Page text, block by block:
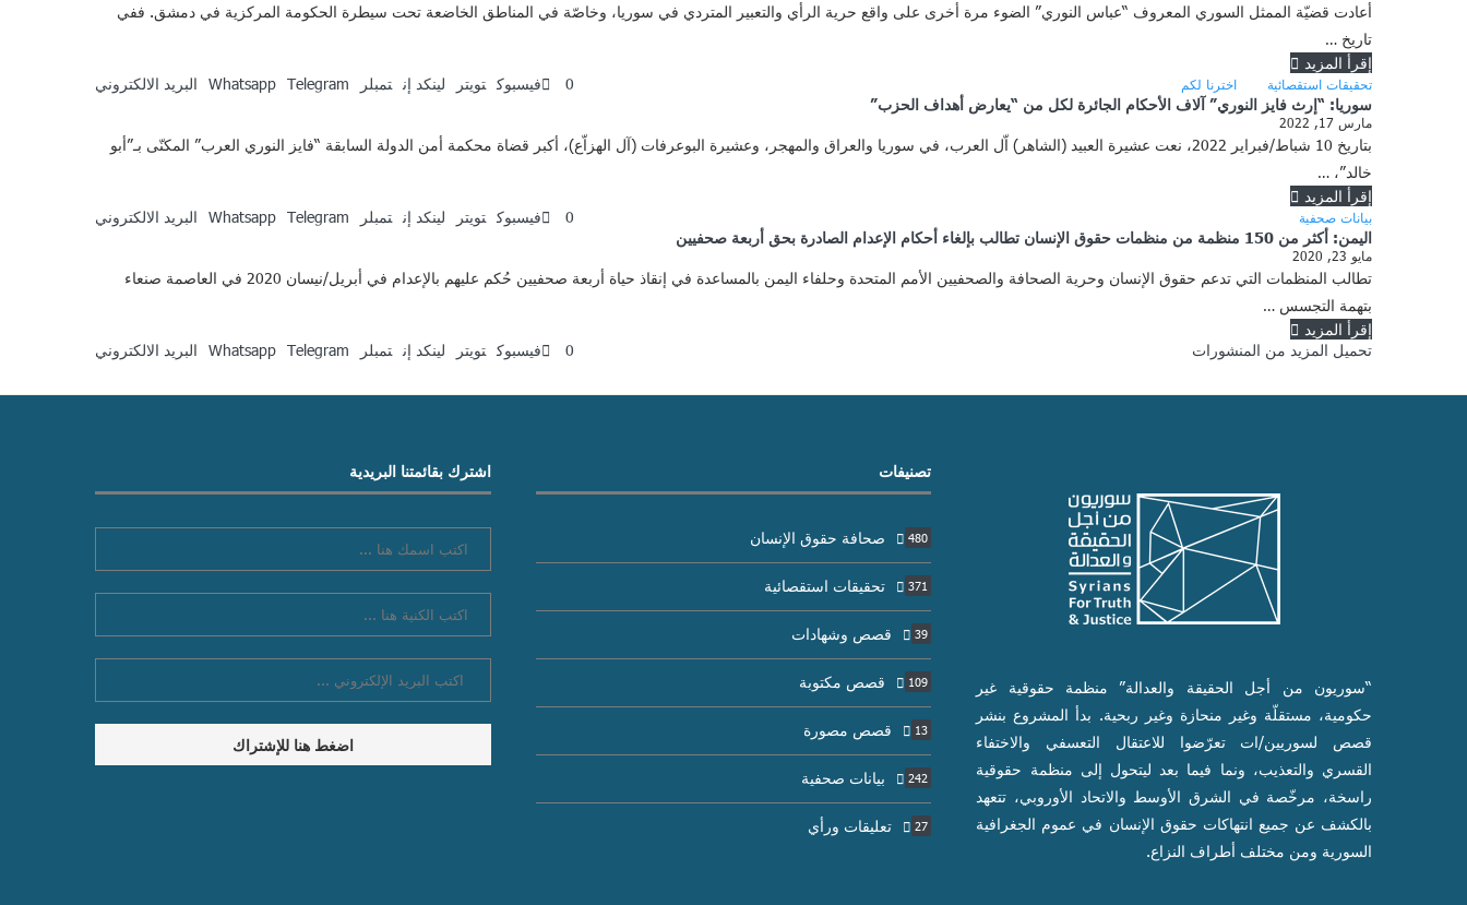
أعادت قضيّة الممثل السوري المعروف “عباس النوري” الضوء مرة أخرى على واقع حرية الرأي والتعبير المتردي في سوريا، وخاصّة في المناطق الخاضعة تحت سيطرة الحكومة المركزية في دمشق. ففي
تاريخ …
إقرأ المزيد
0
فيسبوك تويتر لينكد إن تمبلر Whatsapp Telegram البريد الالكتروني تحقيقات استقصائية اخترنا لكم
سوريا: “إرث فايز النوري” آلاف الأحكام الجائرة لكل من “يعارض أهداف الحزب”
مارس 17, 2022
بتاريخ 10 شباط/فبراير 2022، نعت عشيرة العبيد (الشاهر) اّل العرب، في سوريا والعراق والمهجر، وعشيرة البوعرفات (آل الهزاّع)، أكبر قضاة محكمة أمن الدولة السابقة “فايز النوري العرب” المكنّى بـ”أبو
خالد”، …
إقرأ المزيد
0
فيسبوك تويتر لينكد إن تمبلر Whatsapp Telegram البريد الالكتروني بيانات صحفية
اليمن: أكثر من 150 منظمة من منظمات حقوق الإنسان تطالب بإلغاء أحكام الإعدام الصادرة بحق أربعة صحفيين
مايو 23, 2020
تطالب المنظمات التي تدعم حقوق الإنسان وحرية الصحافة والصحفيين الأمم المتحدة وحلفاء اليمن بالمساعدة في إنقاذ حياة أربعة صحفيين حُكم عليهم بالإعدام في أبريل/نيسان 2020 في العاصمة صنعاء
بتهمة التجسس …
إقرأ المزيد
0
فيسبوك تويتر لينكد إن تمبلر Whatsapp Telegram البريد الالكتروني تحميل المزيد من المنشورات
“سوريون من أجل الحقيقة والعدالة” منظمة حقوقية غير
حكومية، مستقلّة وغير منحازة وغير ربحية. بدأ المشروع بنشر
قصص لسوريين/ات تعرّضوا للاعتقال التعسفي والاختفاء
القسري والتعذيب، ونما فيما بعد ليتحول إلى منظمة حقوقية
راسخة، مرخّصة في الشرق الأوسط والاتحاد الأوروبي، تتعهد
بالكشف عن جميع انتهاكات حقوق الإنسان في عموم الجغرافية
السورية ومن مختلف أطراف النزاع.
تصنيفات
صحافة حقوق الإنسان 480
تحقيقات استقصائية 371
قصص وشهادات 39
قصص مكتوبة 109
قصص مصورة 13
بيانات صحفية 242
تعليقات ورأي 27
اشترك بقائمتنا البريدية